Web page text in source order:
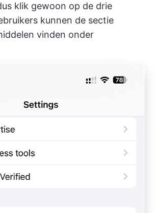
klik gewoon op de drie
kunnen de sectie
vinden onder